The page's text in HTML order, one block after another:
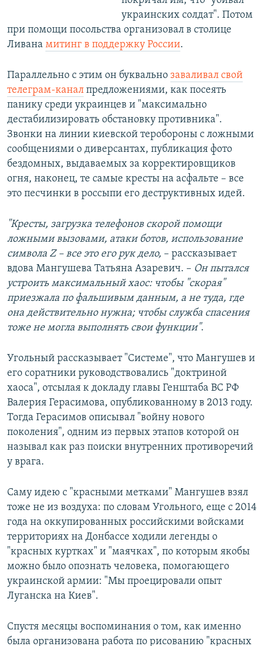
украинских солдат". Потом
при помощи посольства организовал в столице
Ливана митинг в поддержку России.
Параллельно с этим он буквально заваливал свой
телеграм-канал предложениями, как посеять
панику среди украинцев и "максимально
дестабилизировать обстановку противника".
Звонки на линии киевской теробороны с ложными
сообщениями о диверсантах, публикация фото
бездомных, выдаваемых за корректировщиков
огня, наконец, те самые кресты на асфальте – все
это песчинки в россыпи его деструктивных идей.
"Кресты, загрузка телефонов скорой помощи
ложными вызовами, атаки ботов, использование
символа Z – все это его рук дело, – рассказывает
вдова Мангушева Татьяна Азаревич. – Он пытался
устроить максимальный хаос: чтобы "скорая"
приезжала по фальшивым данным, а не туда, где
она действительно нужна; чтобы служба спасения
тоже не могла выполнять свои функции".
Угольный рассказывает "Системе", что Мангушев и
его соратники руководствовались "доктриной
хаоса", отсылая к докладу главы Генштаба ВС РФ
Валерия Герасимова, опубликованному в 2013 году.
Тогда Герасимов описывал "войну нового
поколения", одним из первых этапов которой он
называл как раз поиски внутренних противоречий
у врага.
Саму идею с "красными метками" Мангушев взял
тоже не из воздуха: по словам Угольного, еще с 2014
года на оккупированных российскими войсками
территориях на Донбассе ходили легенды о
"красных куртках" и "маячках", по которым якобы
можно было опознать человека, помогающего
украинской армии: "Мы проецировали опыт
Луганска на Киев".
Спустя месяцы воспоминания о том, как именно
была организована работа по рисованию "красных